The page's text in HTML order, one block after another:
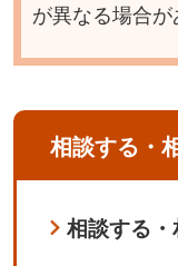
が異なる場合が
相談する・
相談する